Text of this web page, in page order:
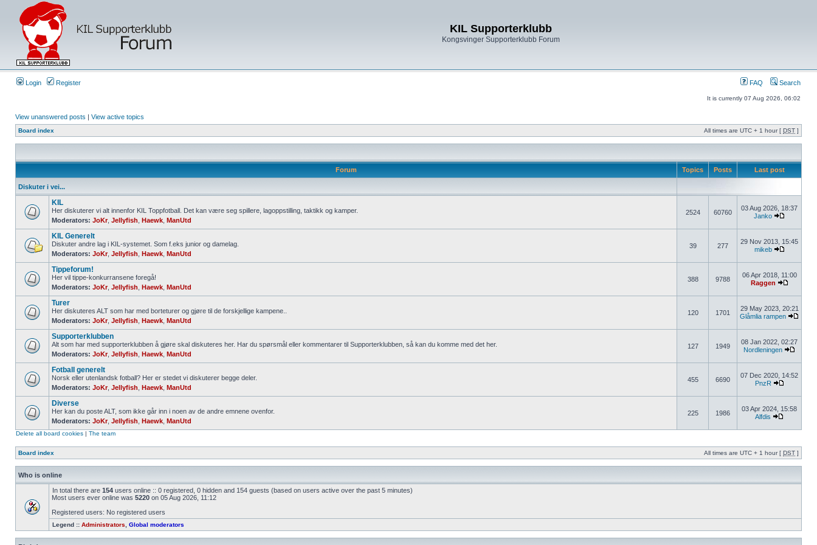
KIL Supporterklubb
Kongsvinger Supporterklubb Forum
Login Register FAQ Search
It is currently 07 Aug 2026, 06:02
View unanswered posts | View active topics
Board index All times are UTC + 1 hour [ DST ]
Forum Topics Posts Last post
Diskuter i vei...
KIL
Her diskuterer vi alt innenfor KIL Toppfotball. Det kan være seg spillere, lagoppstilling, taktikk og kamper.
Moderators: JoKr, Jellyfish Haewk ManUtd
2524 60760
03 Aug 2026, 18:37
Janko
KIL Generelt
Diskuter andre lag i KIL-systemet. Som f.eks junior og damelag.
Moderators: JoKr, Jellyfish Haewk ManUtd
39 277
29 Nov 2013, 15:45
mikeb
Tippeforum!
Her vil tippe-konkurransene foregå!
Moderators: JoKr, Jellyfish Haewk ManUtd
388 9788
06 Apr 2018, 11:00
Raggen
Turer
Her diskuteres ALT som har med borteturer og gjøre til de forskjellige kampene..
Moderators: JoKr, Jellyfish Haewk ManUtd
120 1701
29 May 2023, 20:21
Glåmlia rampen
Supporterklubben
Alt som har med supporterklubben å gjøre skal diskuteres her. Har du spørsmål eller kommentarer til Supporterklubben, så kan du komme med det her.
Moderators: JoKr, Jellyfish Haewk ManUtd
127 1949
08 Jan 2022, 02:27
Nordleningen
Fotball generelt
Norsk eller utenlandsk fotball? Her er stedet vi diskuterer begge deler.
Moderators: JoKr, Jellyfish Haewk ManUtd
455 6690
07 Dec 2020, 14:52
PnzR
Diverse
Her kan du poste ALT, som ikke går inn i noen av de andre emnene ovenfor.
Moderators: JoKr, Jellyfish Haewk ManUtd
225 1986
03 Apr 2024, 15:58
Alfdis
Delete all board cookies | The team
Board index All times are UTC + 1 hour [ DST ]
Who is online
In total there are 154 users online :: 0 registered, 0 hidden and 154 guests (based on users active over the past 5 minutes)
Most users ever online was 5220 on 05 Aug 2026, 11:12
Registered users: No registered users
Legend :: Administrators Global moderators